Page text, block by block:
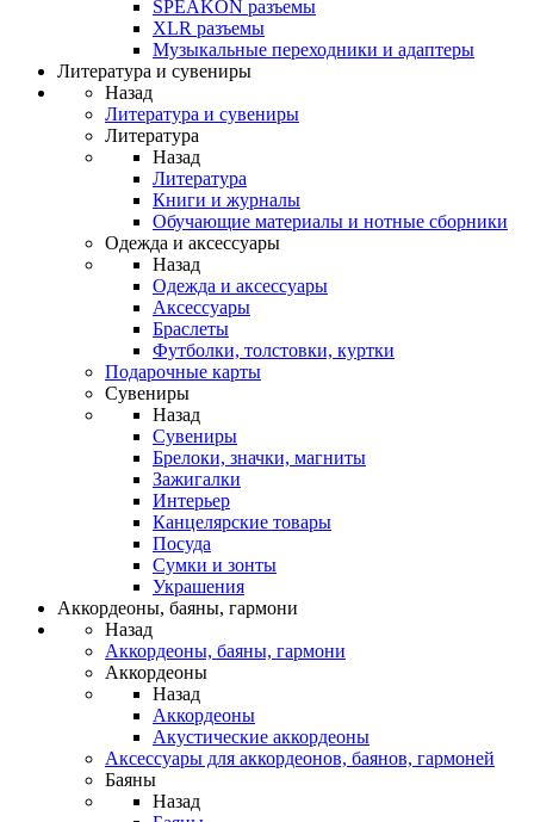
SPEAKON разъемы
XLR разъемы
Музыкальные переходники и адаптеры
Литература и сувениры
Назад
Литература и сувениры
Литература
Назад
Литература
Книги и журналы
Обучающие материалы и нотные сборники
Одежда и аксессуары
Назад
Одежда и аксессуары
Аксессуары
Браслеты
Футболки, толстовки, куртки
Подарочные карты
Сувениры
Назад
Сувениры
Брелоки, значки, магниты
Зажигалки
Интерьер
Канцелярские товары
Посуда
Сумки и зонты
Украшения
Аккордеоны, баяны, гармони
Назад
Аккордеоны, баяны, гармони
Аккордеоны
Назад
Аккордеоны
Акустические аккордеоны
Аксессуары для аккордеонов, баянов, гармоней
Баяны
Назад